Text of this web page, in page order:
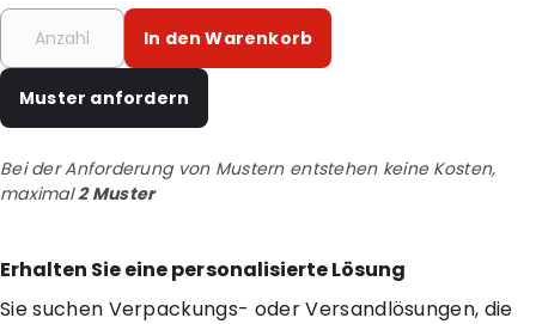
In den Warenkorb
Muster anfordern
Bei der Anforderung von Mustern entstehen keine Kosten,
maximal2 Muster
Erhalten Sie eine personalisierte Lösung
Sie suchen Verpackungs- oder Versandlösungen, die